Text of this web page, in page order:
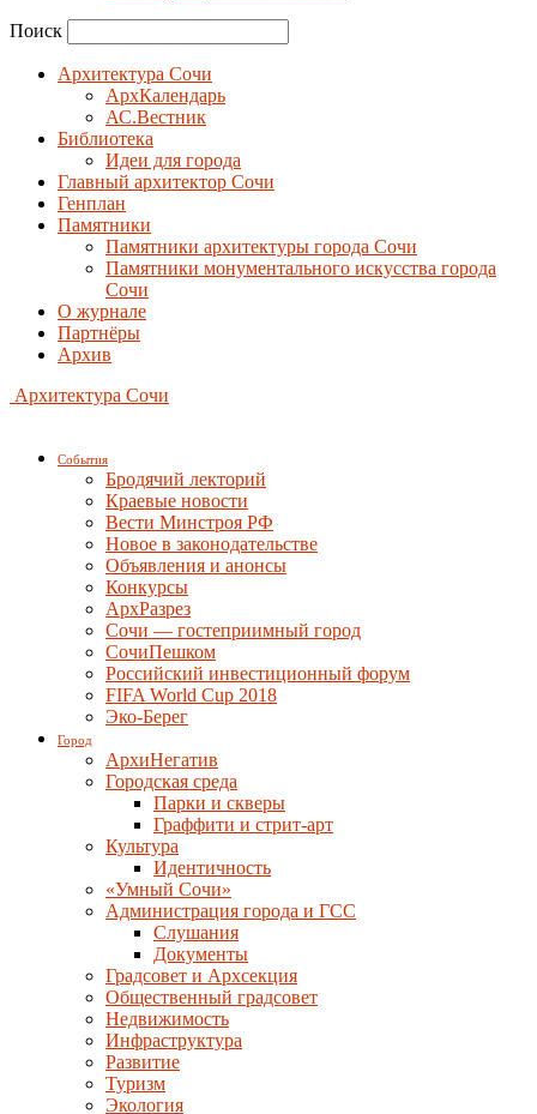
Поиск
Архитектура Сочи
АрхКалендарь
АС.Вестник
Библиотека
Идеи для города
Главный архитектор Сочи
Генплан
Памятники
Памятники архитектуры города Сочи
Памятники монументального искусства города
Сочи
О журнале
Партнёры
Архив
Архитектура Сочи
События
Бродячий лекторий
Краевые новости
Вести Минстроя РФ
Новое в законодательстве
Объявления и анонсы
Конкурсы
АрхРазрез
Сочи — гостеприимный город
СочиПешком
Российский инвестиционный форум
FIFA World Cup 2018
Эко-Берег
Город
АрхиНегатив
Городская среда
Парки и скверы
Граффити и стрит-арт
Культура
Идентичность
«Умный Сочи»
Администрация города и ГСС
Слушания
Документы
Градсовет и Архсекция
Общественный градсовет
Недвижимость
Инфраструктура
Развитие
Туризм
Экология